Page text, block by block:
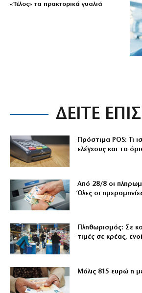
«Τέλος» τα πρακτορικά γυαλιά
ΔΕΙΤΕ
Πρόστιμα POS: Τι
ελέγχους και τα
Από 28/8 οι
Όλες οι
Πληθωρισμός: Σε
τιμές σε κρέας,
Μόλις 815 ευρώ η